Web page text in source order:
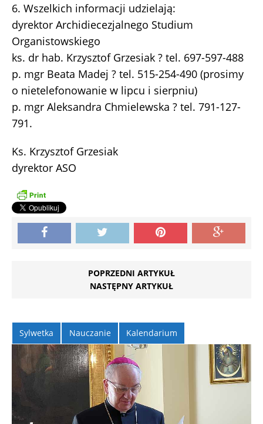
6. Wszelkich informacji udzielają:
dyrektor Archidiecezjalnego Studium
Organistowskiego
ks. dr hab. Krzysztof Grzesiak ? tel. 697-597-488
p. mgr Beata Madej ? tel. 515-254-490 (prosimy
o nietelefonowanie w lipcu i sierpniu)
p. mgr Aleksandra Chmielewska ? tel. 791-127-
791.
Ks. Krzysztof Grzesiak
dyrektor ASO
POPRZEDNI ARTYKUŁ
NASTĘPNY ARTYKUŁ
Sylwetka Nauczanie Kalendarium